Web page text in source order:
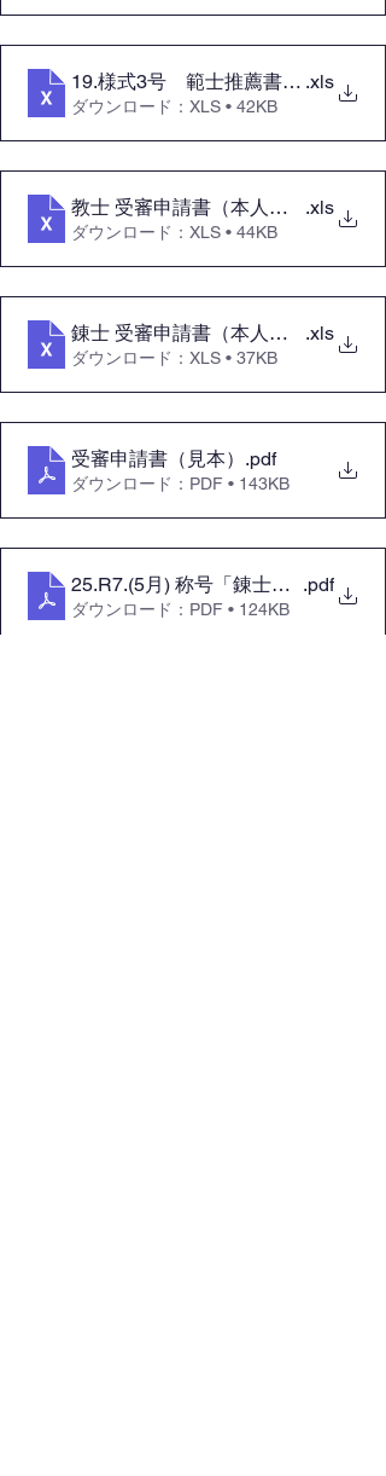
19.様式3号 範士推薦書第１１条第
.xls
ダウンロード：XLS • 42KB
教士 受審申請書（本人用）xls
.xls
ダウンロード：XLS • 44KB
錬士 受審申請書（本人用）.xls
ダウンロード：XLS • 37KB
受審申請書（見本） .pdf
ダウンロード：PDF • 143KB
25.R7.(5月) 称号「錬士」小論文原
.pdf
ダウンロード：PDF • 124KB